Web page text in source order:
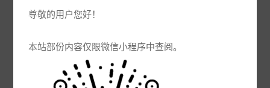
尊敬的用户您好！
本站部份内容仅限微信小程序中查阅。
编号:
ghj
3247